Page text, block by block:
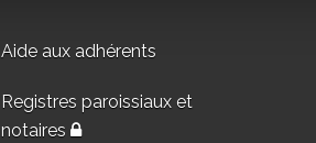
Aide aux adhérents
Registres paroissiaux et
notaires